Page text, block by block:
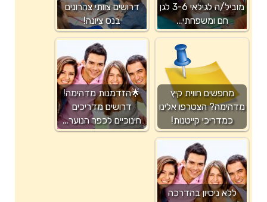
מוביל/ה לגילאי 3-6 לגן
חם ומשפחתי…
דרושים צוותי צהרונים
בנס ציונה!
מחפשים חווית קיץ
מדהימה? הצטרפו אלינו
כמדריכי קייטנות!
🌟הזדמנות מדהימה!
דרושים מדריכים
חינוכיים לכפר הנוער…
ללא ניסיון בהדרכה